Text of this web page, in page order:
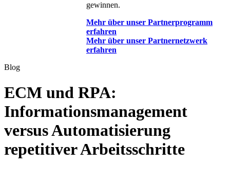
gewinnen.
Mehr über unser Partnerprogramm
erfahren
Mehr über unser Partnernetzwerk
erfahren
Blog
ECM und RPA:
Informationsmanagement
versus Automatisierung
repetitiver Arbeitsschritte